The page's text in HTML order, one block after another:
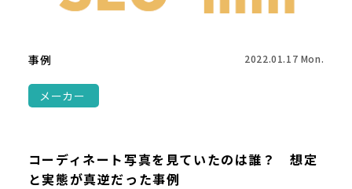
事例 2022.01.17 Mon.
メーカー
コーディネート写真を見ていたのは誰？ 想定
と実態が真逆だった事例